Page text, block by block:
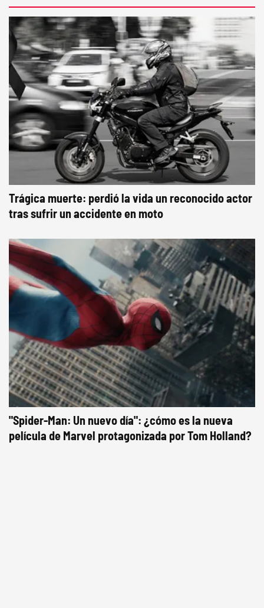
Trágica muerte: perdió la vida un reconocido actor
tras sufrir un accidente en moto
"Spider-Man: Un nuevo día": ¿cómo es la nueva
película de Marvel protagonizada por Tom Holland?